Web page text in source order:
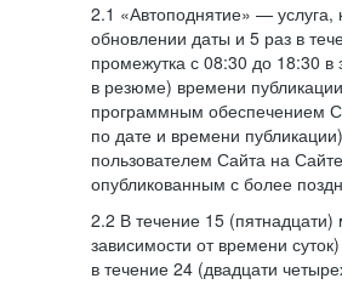
2.1 «Автоподнятие» — услуга,
обновлении даты и 5 раз в
промежутка с 08:30 до 18:30 в
в резюме) времени
программным обеспечением
по дате и времени
пользователем Сайта на
опубликованным с более
2.2 В течение 15
зависимости от времени
в течение 24 (двадцати